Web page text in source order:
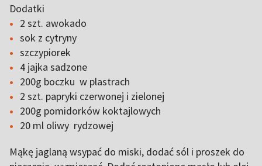
Dodatki
2 szt. awokado
sok z cytryny
szczypiorek
4 jajka sadzone
200g boczku w plastrach
2 szt. papryki czerwonej i zielonej
200g pomidorków koktajlowych
20 ml oliwy rydzowej
Mąkę jaglaną wsypać do miski, dodać sól i proszek do